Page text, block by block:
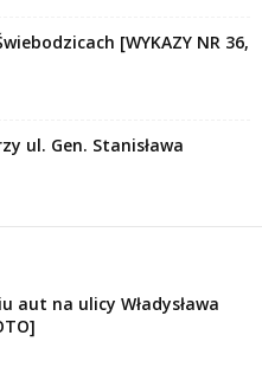
[WYKAZY NR 36,
ul. Gen. Stanisława
aut na ulicy Władysława